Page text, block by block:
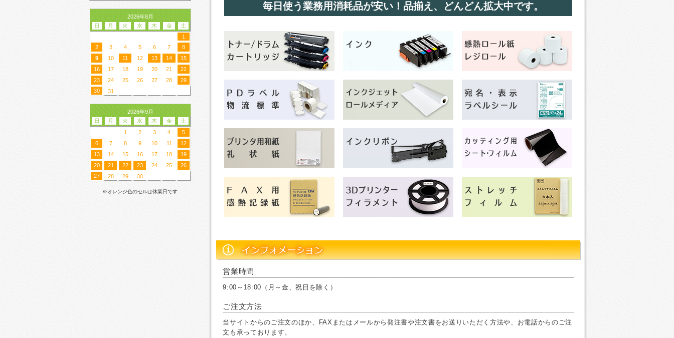
2026年8月
日
月 火 水 木 金
土
1
2
3 4 5 6 7
8
9
10 11 12 13 14
15
16
17 18 19 20 21
22
23
24 25 26 27 28
29
30
31
2026年9月
日
月 火 水 木 金
土
1
2 3 4
5
6
7 8 9 10 11
12
13
14 15 16 17 18
19
20
21 22 23 24 25
26
27
28 29 30
※オレンジ色のセルは休業日です
毎日使う業務用消耗品が安い！品揃え、どんどん拡大中です。
営業時間
9:00～18:00（月～金、祝日を除く）
ご注文方法
当サイトからのご注文のほか、FAXまたはメールから発注書や注文書をお送りいただく方法や、お電話からのご注
文も承っております。